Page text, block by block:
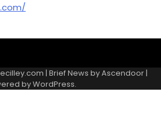
Privasi
Kami| Brief News byAscendoor |
byWordPress.